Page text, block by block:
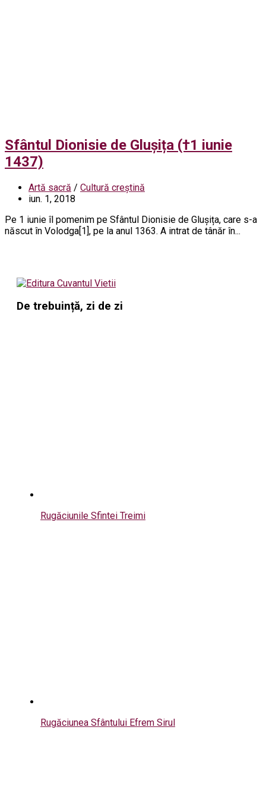
Sfântul Dionisie de Glușița (†1 iunie
1437)
Artă sacră / Cultură creștină
iun. 1, 2018
Pe 1 iunie îl pomenim pe Sfântul Dionisie de Glușița, care s-a
născut în Volodga[1], pe la anul 1363. A intrat de tânăr în...
De trebuință, zi de zi
Rugăciunile Sfintei Treimi
Rugăciunea Sfântului Efrem Sirul